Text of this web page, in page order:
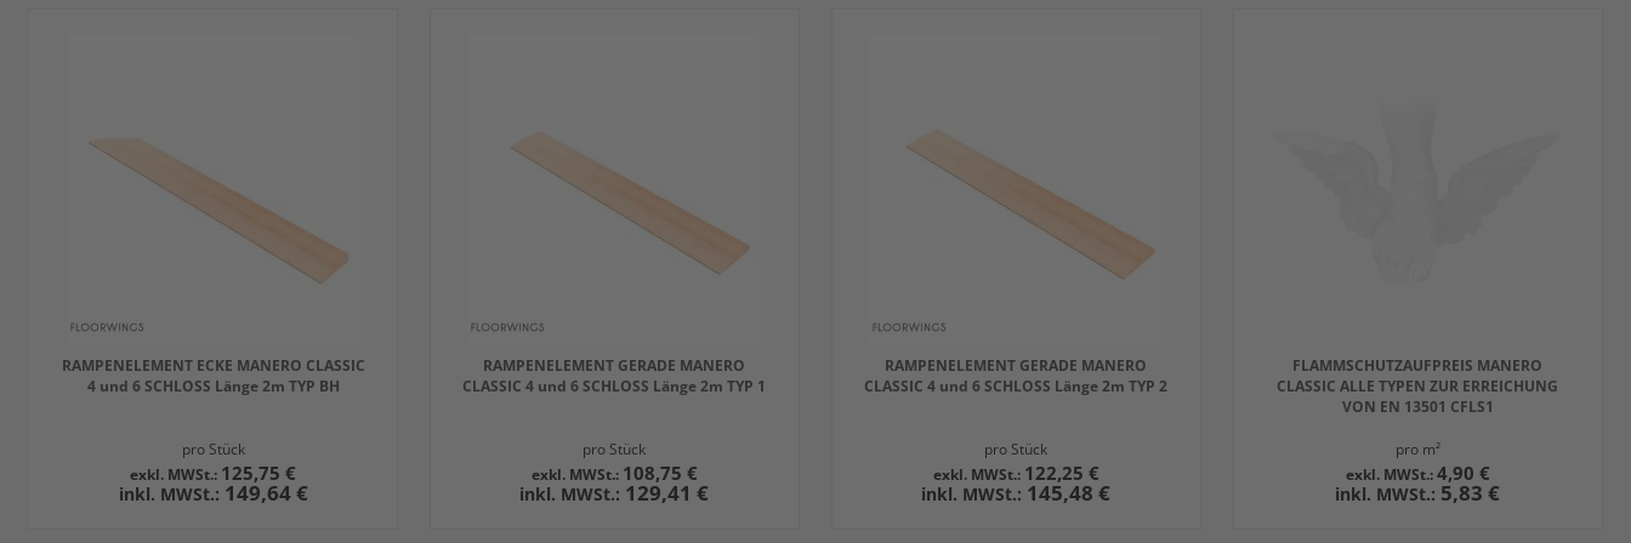
RAMPENELEMENT ECKE MANERO CLASSIC
4 und 6 SCHLOSS Länge 2m TYP BH
pro Stück
149,64 €
125,75 €
RAMPENELEMENT GERADE MANERO
CLASSIC 4 und 6 SCHLOSS Länge 2m TYP 1
pro Stück
129,41 €
108,75 €
RAMPENELEMENT GERADE MANERO
CLASSIC 4 und 6 SCHLOSS Länge 2m TYP 2
pro Stück
145,48 €
122,25 €
FLAMMSCHUTZAUFPREIS MANERO
CLASSIC ALLE TYPEN ZUR ERREICHUNG
VON EN 13501 CFLS1
pro m²
5,83 €
4,90 €